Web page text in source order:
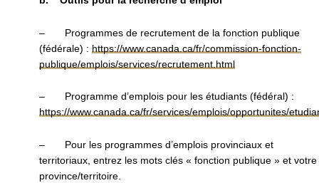
– Programmes de recrutement de la fonction publique
(fédérale) : https://www.canada.ca/fr/commission-fonction-
publique/emplois/services/recrutement.html
– Programme d’emplois pour les étudiants (fédéral) :
https://www.canada.ca/fr/services/emplois/opportunites/
– Pour les programmes d’emplois provinciaux et
territoriaux, entrez les mots clés « fonction publique » et votre
province/territoire.